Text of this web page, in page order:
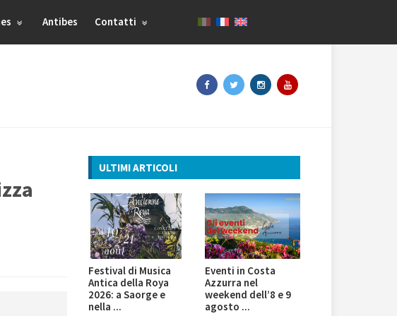
Antibes Contatti
ULTIMI ARTICOLI
Festival di Musica
Antica della Roya
2026: a Saorge e
nella ...
Eventi in Costa
Azzurra nel
weekend dell’8 e 9
agosto ...